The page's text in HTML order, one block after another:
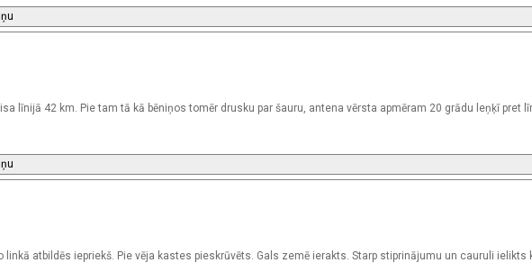
līnijā 42 km. Pie tam tā kā bēniņos tomēr drusku par šauru, antena vērsta apmēram 20 grādu leņķī pret
atbildēs iepriekš. Pie vēja kastes pieskrūvēts. Gals zemē ierakts. Starp stiprinājumu un cauruli ielikts